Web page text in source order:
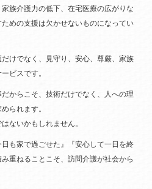
族介護力の低下、在宅医療の広がりな
めの支援は欠かせないものになってい
けでなく、見守り、安心、尊厳、家族
ビスです。
からこそ、技術だけでなく、人への理
られます。
ないかもしれません。
も家で過ごせた』『安心して一日を終
重ねることこそ、訪問介護が社会から